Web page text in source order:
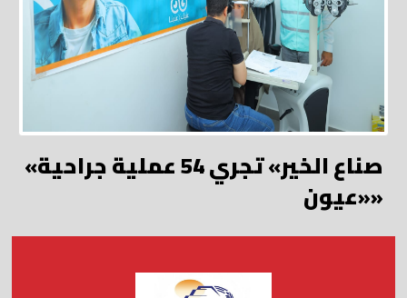
«صناع الخير» تجري 54 عملية جراحية
«عيون»